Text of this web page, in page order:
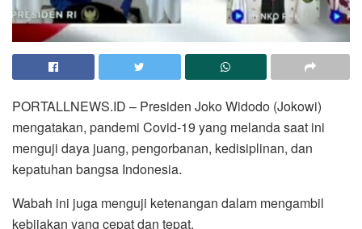
PORTALLNEWS.ID – Presiden Joko Widodo (Jokowi)
mengatakan, pandemi Covid-19 yang melanda saat ini
menguji daya juang, pengorbanan, kedisiplinan, dan
kepatuhan bangsa Indonesia.
Wabah ini juga menguji ketenangan dalam mengambil
kebijakan yang cepat dan tepat.